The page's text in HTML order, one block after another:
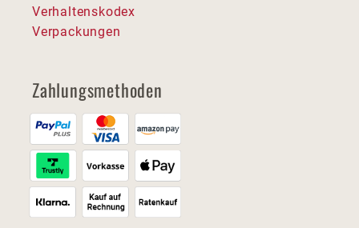
Verhaltenskodex
Verpackungen
Zahlungsmethoden